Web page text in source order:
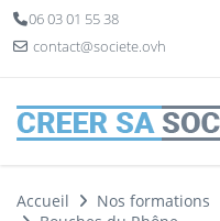
06 03 01 55 38
contact@societe.ovh
Accueil Nos formations
Panneau de gestion des cookies